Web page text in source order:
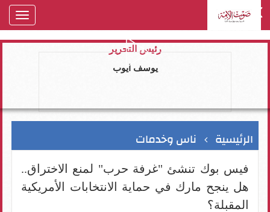
رئيس التحرير
يوسف ايوب
الرئيسية ناس وخدمات
فيس بوك تنشئ "غرفة حرب" لمنع الاختراق..
هل ينجح مارك في حماية الانتخابات الأمريكية
المقبلة؟